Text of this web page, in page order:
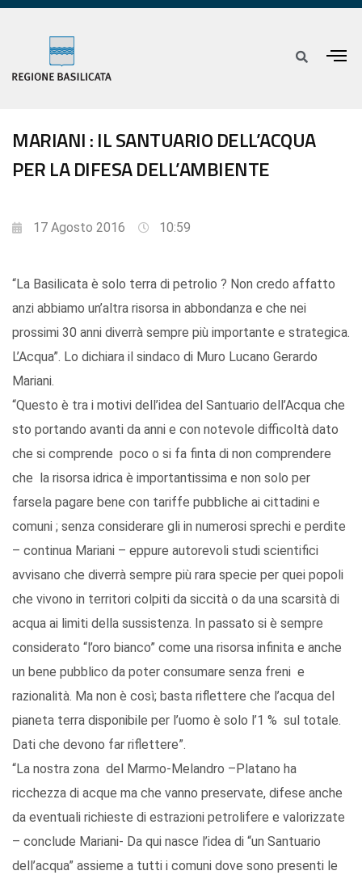
MARIANI : IL SANTUARIO DELL’ACQUA
PER LA DIFESA DELL’AMBIENTE
17 Agosto 2016 10:59
“La Basilicata è solo terra di petrolio ? Non credo affatto
anzi abbiamo un’altra risorsa in abbondanza e che nei
prossimi 30 anni diverrà sempre più importante e strategica.
L’Acqua”. Lo dichiara il sindaco di Muro Lucano Gerardo
Mariani.
“Questo è tra i motivi dell’idea del Santuario dell’Acqua che
sto portando avanti da anni e con notevole difficoltà dato
che si comprende poco o si fa finta di non comprendere
che la risorsa idrica è importantissima e non solo per
farsela pagare bene con tariffe pubbliche ai cittadini e
comuni ; senza considerare gli in numerosi sprechi e perdite
– continua Mariani – eppure autorevoli studi scientifici
avvisano che diverrà sempre più rara specie per quei popoli
che vivono in territori colpiti da siccità o da una scarsità di
acqua ai limiti della sussistenza. In passato si è sempre
considerato “l’oro bianco” come una risorsa infinita e anche
un bene pubblico da poter consumare senza freni e
razionalità. Ma non è così; basta riflettere che l’acqua del
pianeta terra disponibile per l’uomo è solo l’1 % sul totale.
Dati che devono far riflettere”.
“La nostra zona del Marmo-Melandro –Platano ha
ricchezza di acque ma che vanno preservate, difese anche
da eventuali richieste di estrazioni petrolifere e valorizzate
– conclude Mariani- Da qui nasce l’idea di “un Santuario
dell’acqua” assieme a tutti i comuni dove sono presenti le